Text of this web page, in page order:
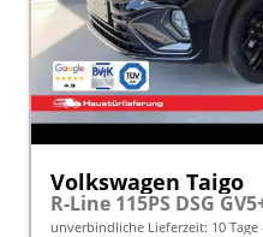
Volkswagen Taigo
unverbindliche Lieferzeit: 10 Tage